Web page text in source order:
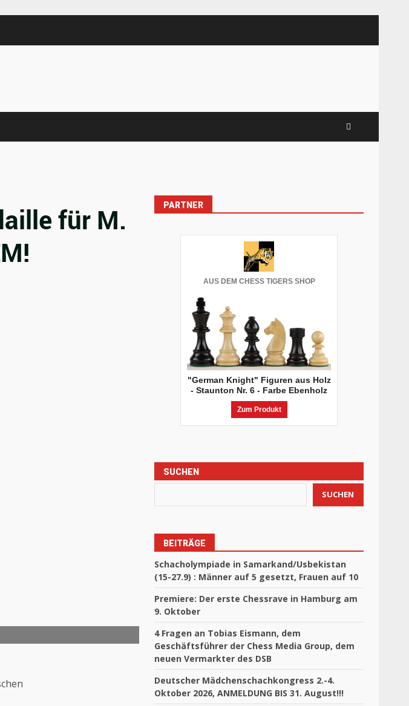
für M.
PARTNER
AUS DEM CHESS TIGERS SHOP
"German Knight" Figuren aus Holz
- Staunton Nr. 6 - Farbe Ebenholz
Zum Produkt
SUCHEN
SUCHEN
BEITRÄGE
Schacholympiade in Samarkand/Usbekistan
(15-27.9) : Männer auf 5 gesetzt, Frauen auf 10
Premiere: Der erste Chessrave in Hamburg am
9. Oktober
4 Fragen an Tobias Eismann, dem
Geschäftsführer der Chess Media Group, dem
neuen Vermarkter des DSB
Deutscher Mädchenschachkongress 2.-4.
Oktober 2026, ANMELDUNG BIS 31. August!!!